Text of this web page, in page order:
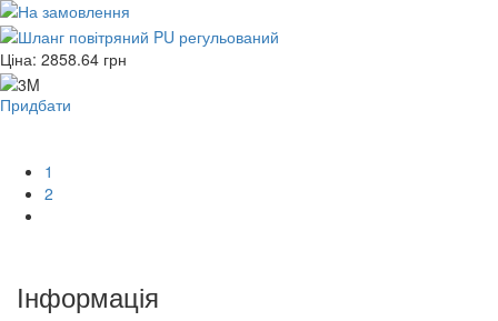
Ціна: 2858.64 грн
Придбати
1
2
Інформація